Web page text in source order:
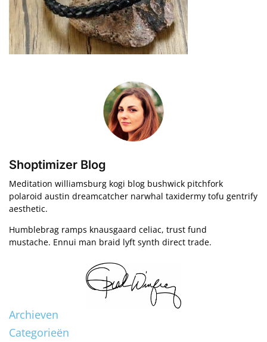
Shoptimizer Blog
Meditation williamsburg kogi blog bushwick pitchfork
polaroid austin dreamcatcher narwhal taxidermy tofu gentrify
aesthetic.
Humblebrag ramps knausgaard celiac, trust fund
mustache. Ennui man braid lyft synth direct trade.
Archieven
Categorieën